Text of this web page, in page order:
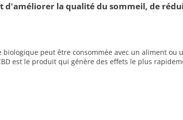
d'améliorer la qualité du sommeil, de
biologique peut être consommée avec un aliment
est le produit qui génère des effets le plus